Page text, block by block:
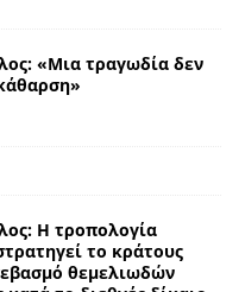
«Μια τραγωδία δεν
Η τροπολογία
το κράτους
θεμελιωδών